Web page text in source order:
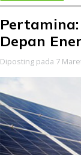
Depan
Diposting pada 7